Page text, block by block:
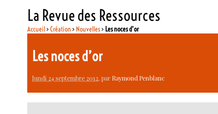
La Revue des Ressources
Accueil>Création > Nouvelles> Les noces d’or
Les noces d’or
lundi 24 septembre 2012, parRaymond Penblanc